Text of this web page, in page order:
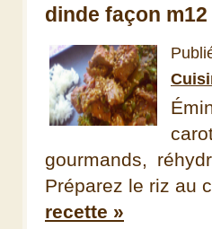
dinde façon m12
gourmands,
Préparez le riz au
recette »